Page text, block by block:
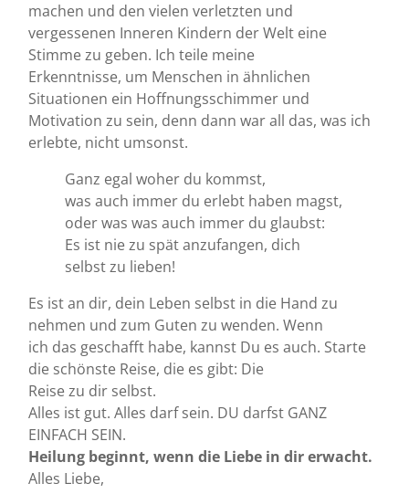
machen und den vielen verletzten und
vergessenen Inneren Kindern der Welt eine
Stimme zu geben. Ich teile meine
Erkenntnisse, um Menschen in ähnlichen
Situationen ein Hoffnungsschimmer und
Motivation zu sein, denn dann war all das, was ich
erlebte, nicht umsonst.
Ganz egal woher du kommst,
was auch immer du erlebt haben magst,
oder was was auch immer du glaubst:
Es ist nie zu spät anzufangen, dich
selbst zu lieben!
Es ist an dir, dein Leben selbst in die Hand zu
nehmen und zum Guten zu wenden. Wenn
ich das geschafft habe, kannst Du es auch. Starte
die schönste Reise, die es gibt: Die
Reise zu dir selbst.
Alles ist gut. Alles darf sein. DU darfst GANZ
EINFACH SEIN.
Heilung beginnt, wenn die Liebe in dir erwacht.
Alles Liebe,